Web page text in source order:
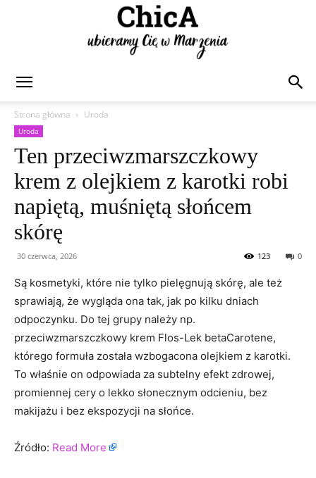
Strona główna
Uroda
Uroda
Ten przeciwzmarszczkowy
krem z olejkiem z karotki robi
napiętą, muśniętą słońcem
skórę
30 czerwca, 2026 0
123
Są kosmetyki, które nie tylko pielęgnują skórę, ale też
sprawiają, że wygląda ona tak, jak po kilku dniach
odpoczynku. Do tej grupy należy np.
przeciwzmarszczkowy krem Flos-Lek betaCarotene,
którego formuła została wzbogacona olejkiem z karotki.
To właśnie on odpowiada za subtelny efekt zdrowej,
promiennej cery o lekko słonecznym odcieniu, bez
makijażu i bez ekspozycji na słońce.
Źródło: Read More